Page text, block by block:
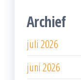
Archief
juli 2026
juni 2026